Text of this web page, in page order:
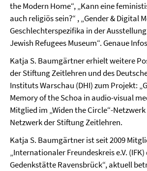
the Modern Home“, „Kann eine
auch religiös sein?“ , „Gender & Digital
Geschlechterspezifika in der
Jewish Refugees Museum“. Genaue
Katja S. Baumgärtner erhielt weitere
der Stiftung Zeitlehren und des
Instituts Warschau (DHI) zum Projekt:
Memory of the Schoa in audio-visual
Mitglied im „Widen the Circle“-
Netzwerk der Stiftung Zeitlehren.
Katja S. Baumgärtner ist seit 2009
„Internationaler Freundeskreis e.V.
Gedenkstätte Ravensbrück“, aktuell